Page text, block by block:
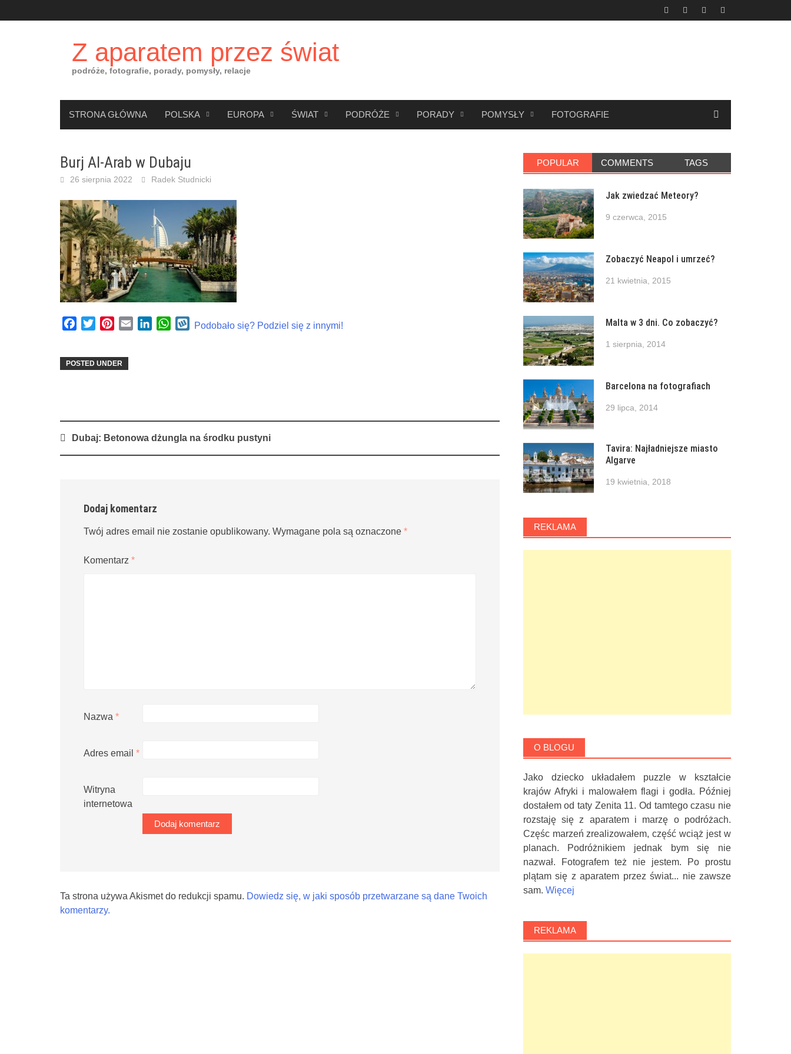
to
Z aparatem przez świat
podróże, fotografie, porady, pomysły, relacje
STRONA GŁÓWNA POLSKA EUROPA ŚWIAT PODRÓŻE PORADY POMYSŁY FOTOGRAFIE
Burj Al-Arab w Dubaju
26 sierpnia 2022 Radek Studnicki
Facebook
TwitterPinterest
Email LinkedInWhatsApp
Wykop
Podobało się? Podziel się z innymi!
POSTED UNDER
PostDubaj: Betonowa dżungla na środku pustyni
Dodaj komentarz
Twój adres email nie zostanie opublikowany. Wymagane pola są oznaczone *
Komentarz *
Nazwa *
Adres email *
Witryna
internetowa
Ta strona używa Akismet do redukcji spamu. Dowiedz się, w jaki sposób przetwarzane są dane Twoich
komentarzy.
POPULAR COMMENTS TAGS
Jak zwiedzać Meteory?
9 czerwca, 2015
Zobaczyć Neapol i umrzeć?
21 kwietnia, 2015
Malta w 3 dni. Co zobaczyć?
1 sierpnia, 2014
Barcelona na fotografiach
29 lipca, 2014
Tavira: Najładniejsze miasto
Algarve
19 kwietnia, 2018
REKLAMA
O BLOGU
Jako dziecko układałem puzzle w kształcie
krajów Afryki i malowałem flagi i godła. Później
dostałem od taty Zenita 11. Od tamtego czasu nie
rozstaję się z aparatem i marzę o podróżach.
Częśc marzeń zrealizowałem, część wciąż jest w
planach. Podróżnikiem jednak bym się nie
nazwał. Fotografem też nie jestem. Po prostu
plątam się z aparatem przez świat... nie zawsze
sam. Więcej
REKLAMA